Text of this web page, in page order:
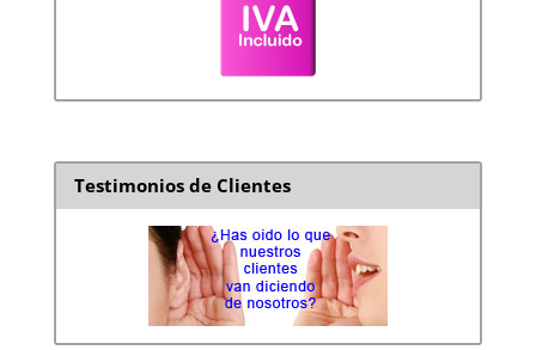
Testimonios de Clientes